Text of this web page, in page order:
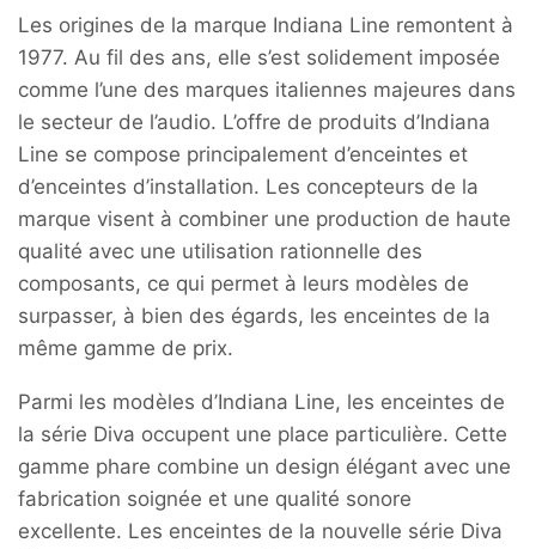
Les origines de la marque Indiana Line remontent à
1977. Au fil des ans, elle s’est solidement imposée
comme l’une des marques italiennes majeures dans
le secteur de l’audio. L’offre de produits d’Indiana
Line se compose principalement d’enceintes et
d’enceintes d’installation. Les concepteurs de la
marque visent à combiner une production de haute
qualité avec une utilisation rationnelle des
composants, ce qui permet à leurs modèles de
surpasser, à bien des égards, les enceintes de la
même gamme de prix.
Parmi les modèles d’Indiana Line, les enceintes de
la série Diva occupent une place particulière. Cette
gamme phare combine un design élégant avec une
fabrication soignée et une qualité sonore
excellente. Les enceintes de la nouvelle série Diva